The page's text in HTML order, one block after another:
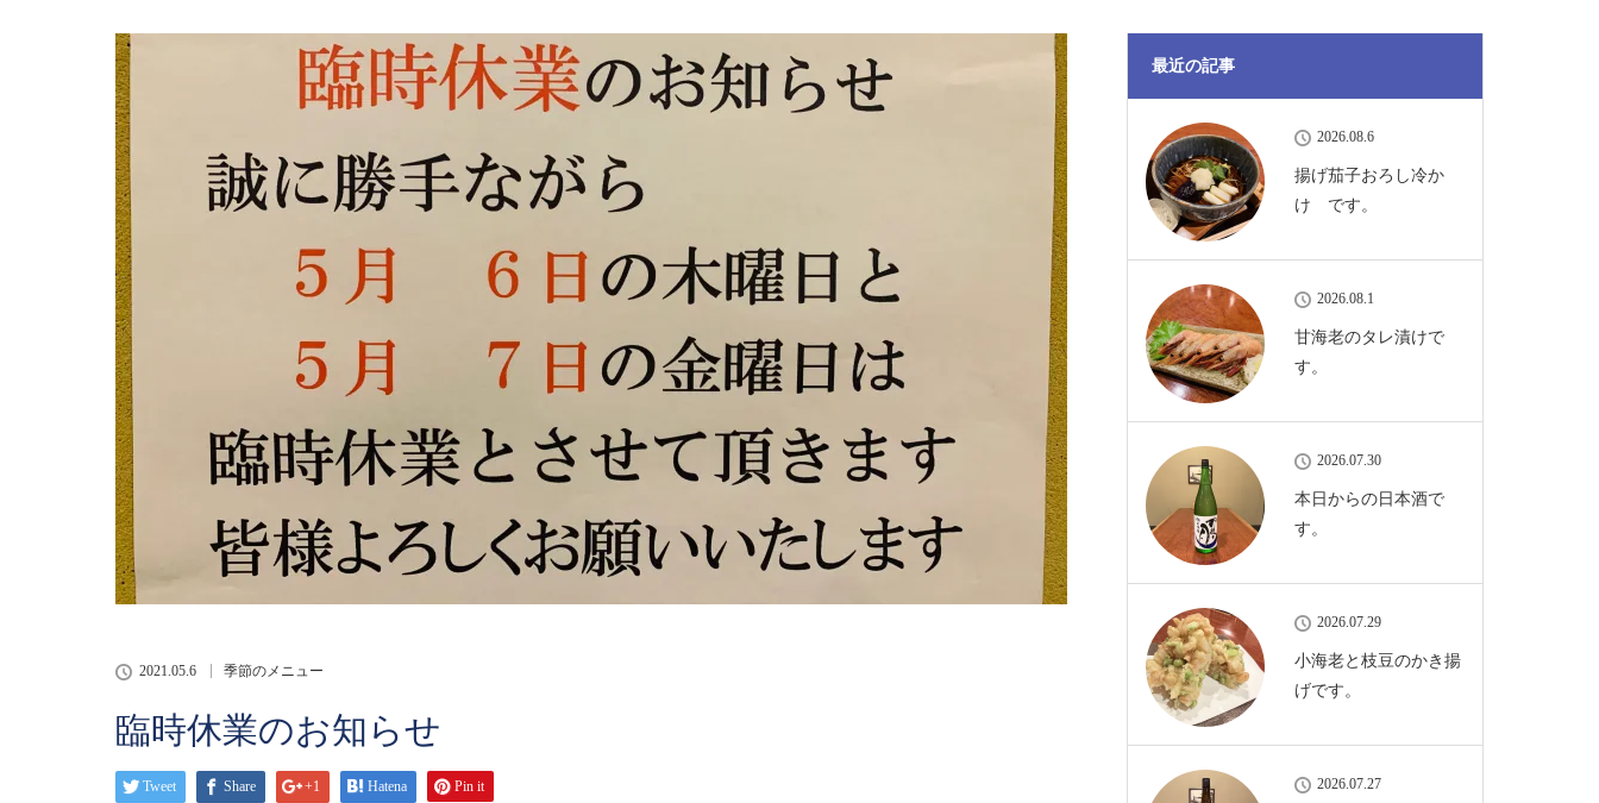
2021.05.6 季節のメニュー
臨時休業のお知らせ
Tweet Share +1 Hatena Pin it
最近の記事
2026.08.6
揚げ茄子おろし冷か
け です。
2026.08.1
甘海老のタレ漬けで
す。
2026.07.30
本日からの日本酒で
す。
2026.07.29
小海老と枝豆のかき揚
げです。
2026.07.27